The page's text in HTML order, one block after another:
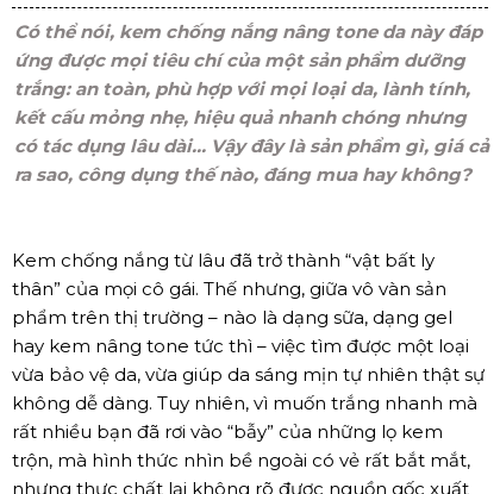
Có thể nói, kem chống nắng nâng tone da này đáp
ứng được mọi tiêu chí của một sản phẩm dưỡng
trắng: an toàn, phù hợp với mọi loại da, lành tính,
kết cấu mỏng nhẹ, hiệu quả nhanh chóng nhưng
có tác dụng lâu dài... Vậy đây là sản phẩm gì, giá cả
ra sao, công dụng thế nào, đáng mua hay không?
Kem chống nắng từ lâu đã trở thành “vật bất ly
thân” của mọi cô gái. Thế nhưng, giữa vô vàn sản
phẩm trên thị trường – nào là dạng sữa, dạng gel
hay kem nâng tone tức thì – việc tìm được một loại
vừa bảo vệ da, vừa giúp da sáng mịn tự nhiên thật sự
không dễ dàng. Tuy nhiên, vì muốn trắng nhanh mà
rất nhiều bạn đã rơi vào “bẫy” của những lọ kem
trộn, mà hình thức nhìn bề ngoài có vẻ rất bắt mắt,
nhưng thực chất lại không rõ được nguồn gốc xuất